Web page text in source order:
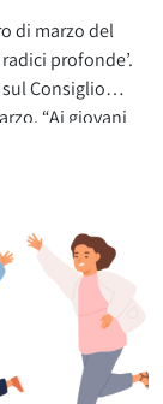
di marzo del
profonde’.
Consiglio
“Ai giovani